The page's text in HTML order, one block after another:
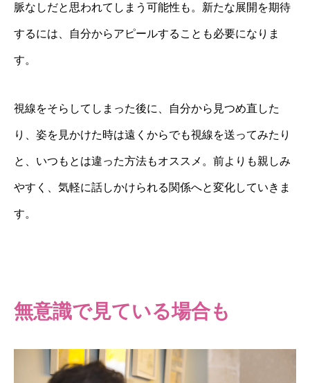
脈なしだと思われてしまう可能性も。新たな展開を期待
するには、自分からアピールすることも必要になりま
す。
視線をそらしてしまった後に、自分から見つめ直した
り、姿を見かけた時は遠くからでも視線を送ってみたり
と、いつもとは違った方法もオススメ。前よりも親しみ
やすく、気軽に話しかけられる関係へと変化していきま
す。
無意識で見ている場合も